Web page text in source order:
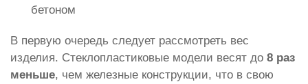
бетоном
В первую очередь следует рассмотреть вес
изделия. Стеклопластиковые модели весят до 8 раз
меньше, чем железные конструкции, что в свою